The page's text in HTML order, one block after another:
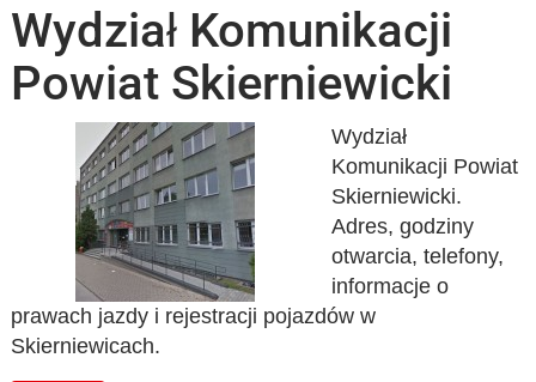
Wydział Komunikacji
Powiat Skierniewicki
Wydział
Komunikacji Powiat
Skierniewicki.
Adres, godziny
otwarcia, telefony,
informacje o
prawach jazdy i rejestracji pojazdów w
Skierniewicach.